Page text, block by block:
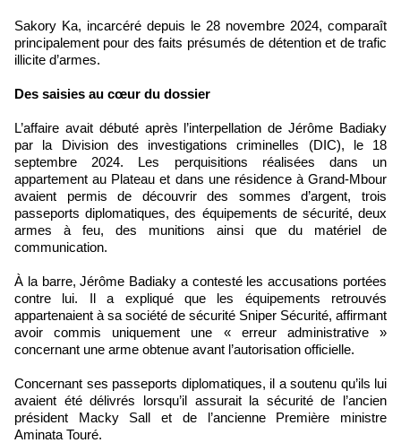
Sakory Ka, incarcéré depuis le 28 novembre 2024, comparaît
principalement pour des faits présumés de détention et de trafic
illicite d’armes.
Des saisies au cœur du dossier
L’affaire avait débuté après l’interpellation de Jérôme Badiaky
par la Division des investigations criminelles (DIC), le 18
septembre 2024. Les perquisitions réalisées dans un
appartement au Plateau et dans une résidence à Grand-Mbour
avaient permis de découvrir des sommes d’argent, trois
passeports diplomatiques, des équipements de sécurité, deux
armes à feu, des munitions ainsi que du matériel de
communication.
À la barre, Jérôme Badiaky a contesté les accusations portées
contre lui. Il a expliqué que les équipements retrouvés
appartenaient à sa société de sécurité Sniper Sécurité, affirmant
avoir commis uniquement une « erreur administrative »
concernant une arme obtenue avant l’autorisation officielle.
Concernant ses passeports diplomatiques, il a soutenu qu’ils lui
avaient été délivrés lorsqu’il assurait la sécurité de l’ancien
président Macky Sall et de l’ancienne Première ministre
Aminata Touré.